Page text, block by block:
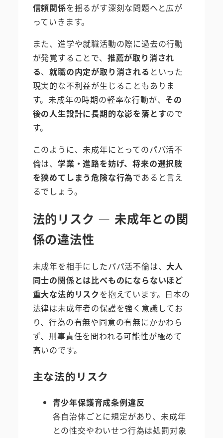
信頼関係を揺るがす深刻な問題へと広が
っていきます。
また、進学や就職活動の際に過去の行動
が発覚することで、 推薦が取り消され
る、就職の内定が取り消される といった
現実的な不利益が生じることもありま
す。未成年の時期の軽率な行動が、 その
後の人生設計に長期的な影を落とすので
す。
このように、未成年にとってのパパ活不
倫は、 学業・進路を妨げ、将来の選択肢
を狭めてしまう危険な行為であると言え
るでしょう。
法的リスク ― 未成年との関
係の違法性
未成年を相手にしたパパ活不倫は、 大人
同士の関係とは比べものにならないほど
重大な法的リスクを抱えています。日本の
法律は未成年者の保護を強く意識してお
り、行為の有無や同意の有無にかかわら
ず、刑事責任を問われる可能性が極めて
高いのです。
主な法的リスク
青少年保護育成条例違反
各自治体ごとに規定があり、未成年
との性交やわいせつ行為は処罰対象